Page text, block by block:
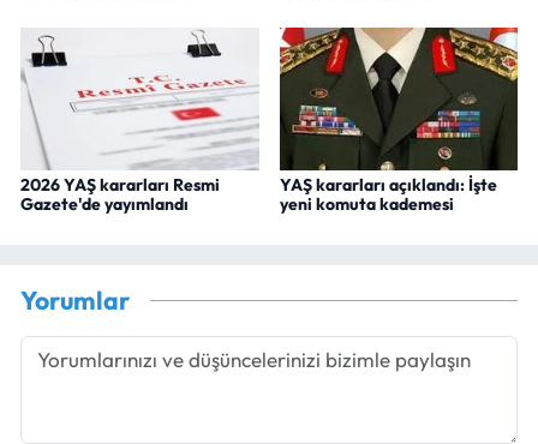
2026 YAŞ kararları Resmi
Gazete'de yayımlandı
YAŞ kararları açıklandı: İşte
yeni komuta kademesi
Yorumlar